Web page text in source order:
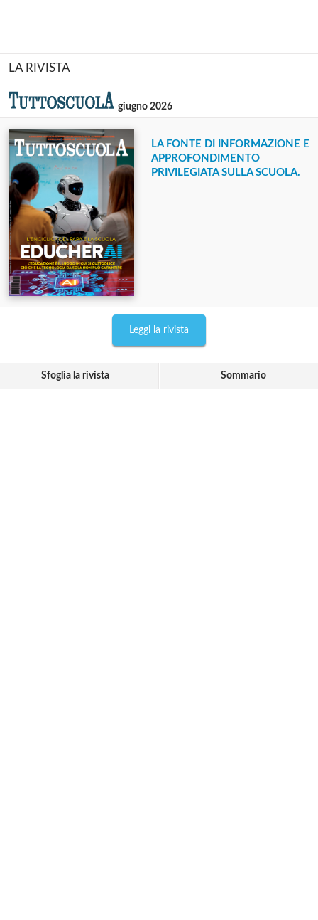
LA RIVISTA
giugno 2026
LA FONTE DI INFORMAZIONE E
APPROFONDIMENTO
PRIVILEGIATA SULLA SCUOLA.
Leggi la rivista
Sfoglia la rivista Sommario